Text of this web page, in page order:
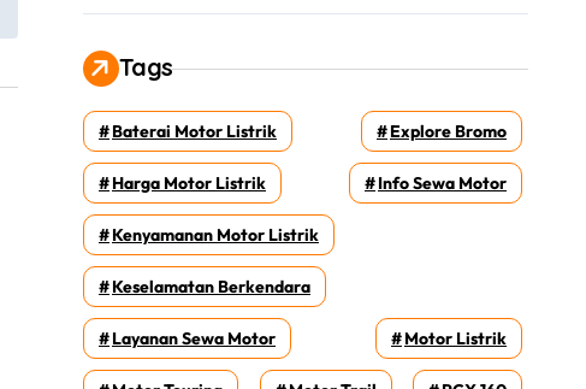
Tags
Baterai Motor Listrik Explore Bromo
Harga Motor Listrik Info Sewa Motor
Kenyamanan Motor Listrik
Keselamatan Berkendara
Layanan Sewa Motor Motor Listrik